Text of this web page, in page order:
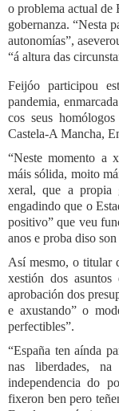
o problema actual de
gobernanza. “Nesta
autonomías”,
“á altura das
Feijóo participou
pandemia,
cos seus
Castela-A Mancha,
“Neste momento a
máis sólida, moito
xeral, que a propia
engadindo que o
positivo” que veu
anos e proba diso
Así mesmo, o titular
xestión dos asuntos
aprobación dos
e axustando” o
perfectibles”.
“España ten aínda
nas liberdades,
independencia do
fixeron ben pero